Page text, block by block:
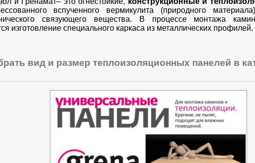
вспученного вермикулита (природного
связующего вещества. В процессе монтажа
изготовление специального каркаса из металлических профилей.
вид и размер теплоизоляционных панелей в